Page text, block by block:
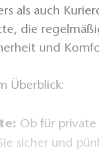
als auch
die
und
Überblick:
Ob für
sicher und